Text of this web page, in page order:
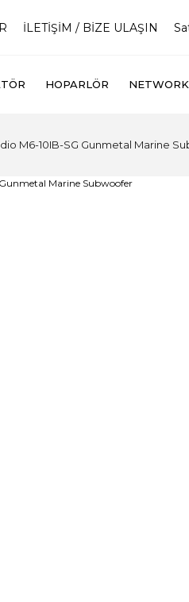
İLETİŞİM / BİZE ULAŞIN
HOPARLÖR
M6-10IB-SG Gunmetal Marine